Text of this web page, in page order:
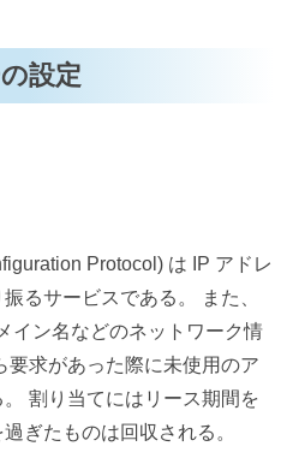
設定
Protocol) は IP アドレ
るサービスである。 また、
イン名などのネットワーク情
要求があった際に未使用のア
割り当てにはリース期間を
ぎたものは回収される。